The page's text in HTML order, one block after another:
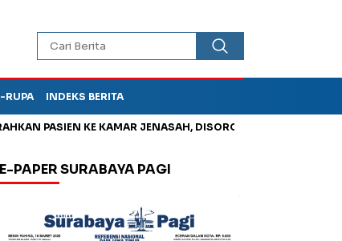
RUPA INDEKS BERITA
KE KAMAR JENASAH, DISOROT Kurangi Timbunan
E-PAPER SURABAYA PAGI